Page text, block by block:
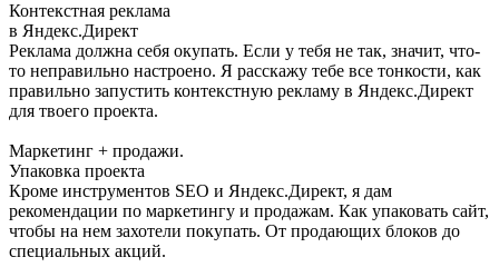
Контекстная реклама
в Яндекс.Директ
Реклама должна себя окупать. Если у тебя не так, значит, что-
то неправильно настроено. Я расскажу тебе все тонкости, как
правильно запустить контекстную рекламу в Яндекс.Директ
для твоего проекта.
Маркетинг + продажи.
Упаковка проекта
Кроме инструментов SEO и Яндекс.Директ, я дам
рекомендации по маркетингу и продажам. Как упаковать сайт,
чтобы на нем захотели покупать. От продающих блоков до
специальных акций.